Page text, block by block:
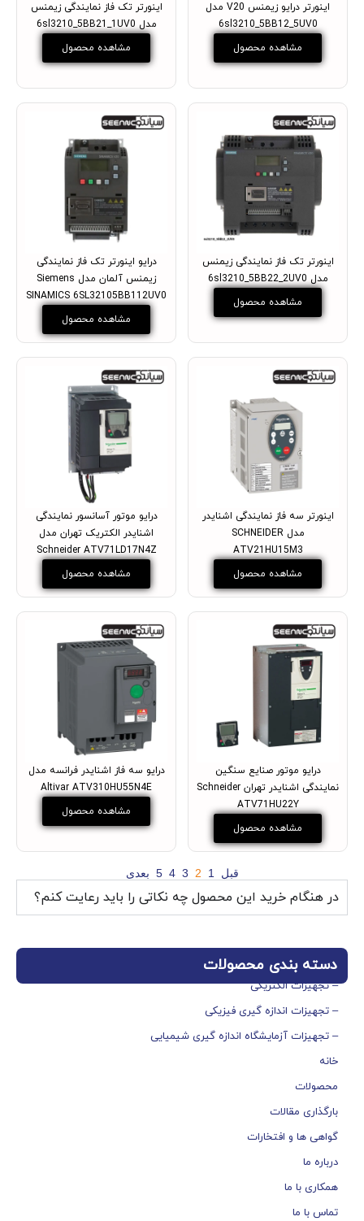
دسته بندی محصولات
– تجهیزات الکتریکی
– تجهیزات اندازه گیری فیزیکی
– تجهیزات آزمایشگاه اندازه گیری شیمیایی
خانه
محصولات
بارگذاری مقالات
گواهی ها و افتخارات
درباره ما
همکاری با ما
تماس با ما
اینورتر درایو زیمنس V20 مدل
6sl3210_5BB12_5UV0
مشاهده محصول
اینورتر تک فاز نمایندگی زیمنس
مدل 6sl3210_5BB21_1UV0
مشاهده محصول
اینورتر تک فاز نمایندگی زیمنس
مدل 6sl3210_5BB22_2UV0
مشاهده محصول
درایو اینورتر تک فاز نمایندگی
زیمنس آلمان مدل Siemens
SINAMICS 6SL32105BB112UV0
مشاهده محصول
اینورتر سه فاز نمایندگی اشنایدر
مدل SCHNEIDER
ATV21HU15M3
مشاهده محصول
درایو موتور آسانسور نمایندگی
اشنایدر الکتریک تهران مدل
Schneider ATV71LD17N4Z
مشاهده محصول
درایو موتور صنایع سنگین
نمایندگی اشنایدر تهران Schneider
ATV71HU22Y
مشاهده محصول
درایو سه فاز اشنایدر فرانسه مدل
Altivar ATV310HU55N4E
مشاهده محصول
قبل 1
2
3
4
5 بعدی
در هنگام خرید این محصول چه نکاتی را باید رعایت کنم؟